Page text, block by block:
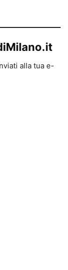
alla tua e-